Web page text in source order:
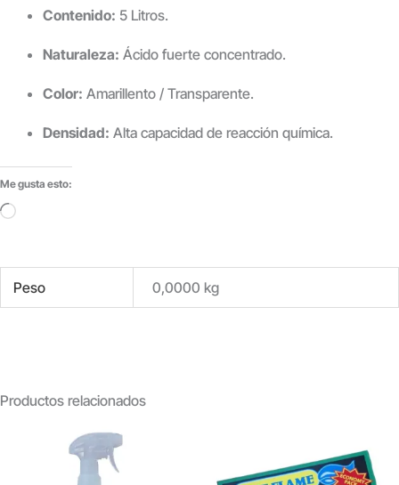
Contenido: 5 Litros.
Naturaleza: Ácido fuerte concentrado.
Color: Amarillento / Transparente.
Densidad: Alta capacidad de reacción química.
Me gusta esto:
Cargando...
Peso 0,0000 kg
Productos relacionados